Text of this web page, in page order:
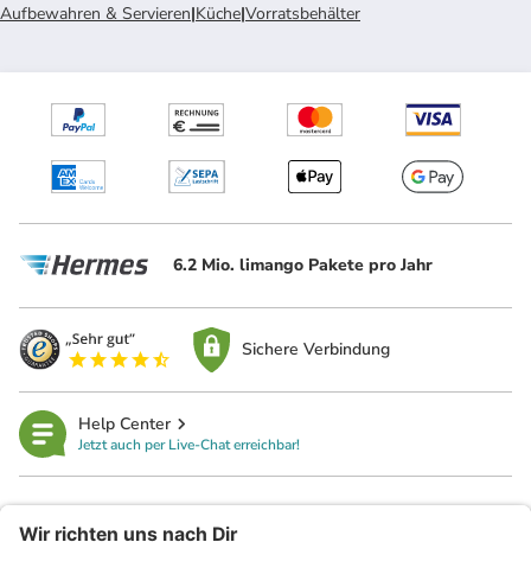
Aufbewahren & Servieren|Küche|Vorratsbehälter
6.2 Mio. limango Pakete pro Jahr
Sichere Verbindung
Help Center
Jetzt auch per Live-Chat erreichbar!